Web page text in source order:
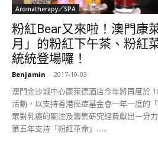
Aromatherapy／SPA
粉紅Bear又來啦！澳門康
月」的粉紅下午茶、粉紅
統統登場囉！
Benjamin - 2017-10-03
澳門金沙城中心康萊德酒店今年將再度於
活動，以支持香港癌症基金會一年一度的
眾對乳癌的關注及籌集研究經費獻出一分
第五年支持「粉紅革命」......